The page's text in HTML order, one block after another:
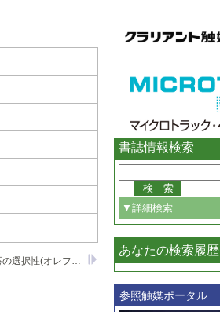
金属‐絶縁体転移と触媒反応の選択性(オレフィンのメタセシス)
書誌情報検索
▼詳細検索
巻・号指定
あなたの検索履歴
参照触媒ポータル